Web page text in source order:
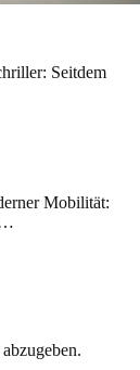
Seitdem
Mobilität: